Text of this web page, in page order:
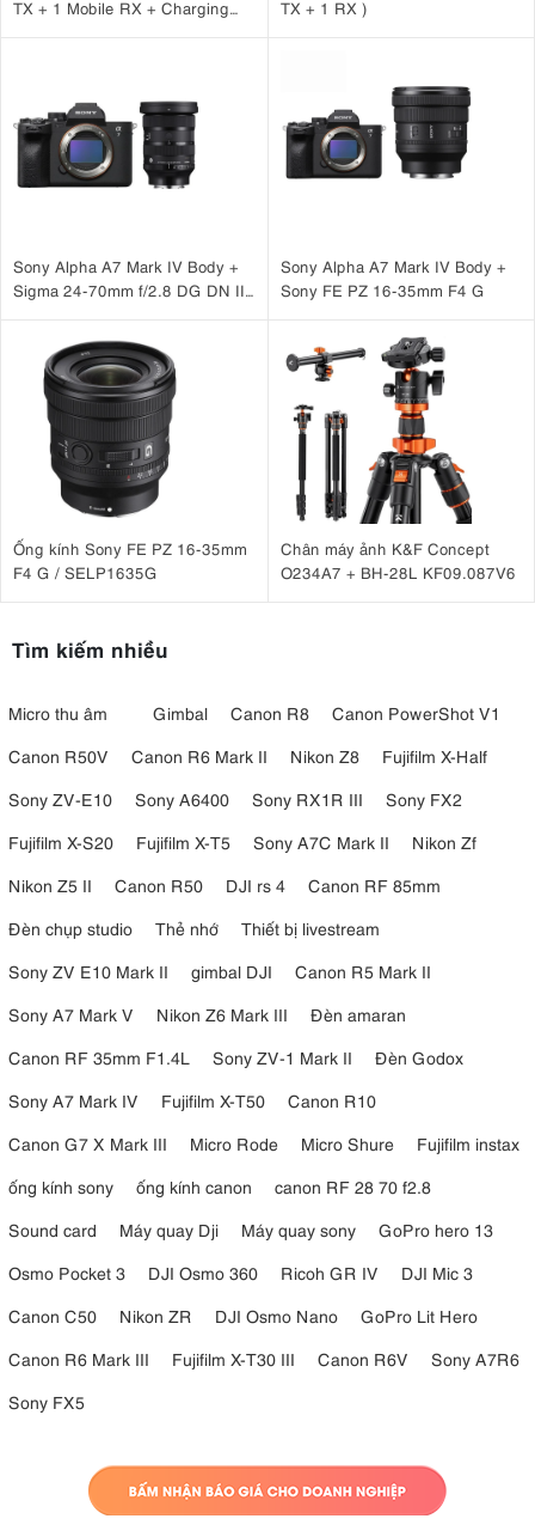
TX + 1 Mobile RX + Charging
TX + 1 RX )
Sony Alpha A7 Mark IV Body +
Sigma 24-70mm f/2.8 DG DN II
Sony Alpha A7 Mark IV Body +
Sony FE PZ 16-35mm F4 G
Ống kính Sony FE PZ 16-35mm
F4 G / SELP1635G
Chân máy ảnh K&F Concept
O234A7 + BH-28L KF09.087V6
Tìm kiếm nhiều
Micro thu âm Gimbal Canon R8
Canon PowerShot V1
Canon R50V
Canon R6 Mark II Nikon Z8
Fujifilm X-Half
Sony ZV-E10
Sony A6400 Sony RX1R III
Sony FX2
Fujifilm X-S20
Fujifilm X-T5 Sony A7C Mark II
Nikon Zf
Nikon Z5 II
Canon R50 DJI rs 4
Canon RF 85mm
Đèn chụp studio
Thẻ nhớ
Thiết bị livestream
Sony ZV E10 Mark II
gimbal DJI
Canon R5 Mark II
Sony A7 Mark V
Nikon Z6 Mark III
Đèn amaran
Canon RF 35mm F1.4L
Sony ZV-1 Mark II
Đèn Godox
Sony A7 Mark IV
Fujifilm X-T50
Canon R10
Canon G7 X Mark III
Micro Rode Micro Shure
Fujifilm instax
ống kính sony
ống kính canon
canon RF 28 70 f2.8
Sound card
Máy quay Dji Máy quay sony
GoPro hero 13
Osmo Pocket 3
DJI Osmo 360 Ricoh GR IV
DJI Mic 3
Canon C50
Nikon ZR DJI Osmo Nano
GoPro Lit Hero
Canon R6 Mark III
Fujifilm X-T30 III Canon R6V
Sony A7R6
Sony FX5